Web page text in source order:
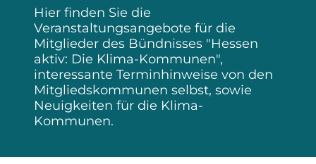
Hier finden Sie die
Veranstaltungsangebote für die
Mitglieder des Bündnisses "Hessen
aktiv: Die Klima-Kommunen",
interessante Terminhinweise von den
Mitgliedskommunen selbst, sowie
Neuigkeiten für die Klima-
Kommunen.